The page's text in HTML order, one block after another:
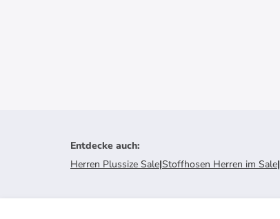
Entdecke auch:
Herren Plussize Sale|Stoffhosen Herren im Sale|